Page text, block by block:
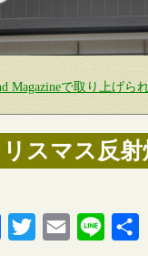
Magazineで取り上げら
スマス反
FacebookTwitter Email Line